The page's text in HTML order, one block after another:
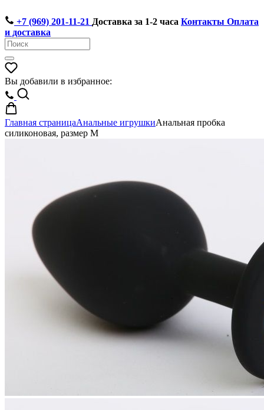
+7 (969) 201-11-21 Доставка за 1-2 часа Контакты Оплата
и доставка
Вы добавили в избранное:
Главная страницаАнальные игрушкиАнальная пробка
силиконовая, размер M